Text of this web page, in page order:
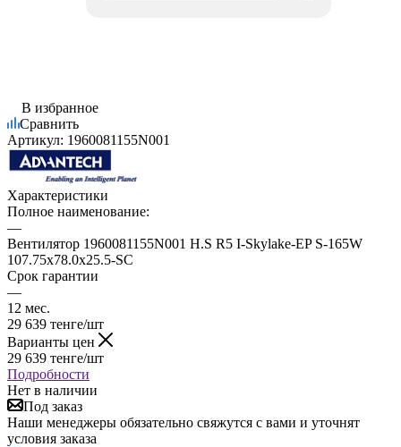
В избранное
Сравнить
Артикул: 1960081155N001
Характеристики
Полное наименование:
—
Вентилятор 1960081155N001 H.S R5 I-Skylake-EP S-165W
107.75x78.0x25.5-SC
Срок гарантии
—
12 мес.
29 639 тенге/шт
Варианты цен
29 639 тенге/шт
Подробности
Нет в наличии
Под заказ
Наши менеджеры обязательно свяжутся с вами и уточнят
условия заказа